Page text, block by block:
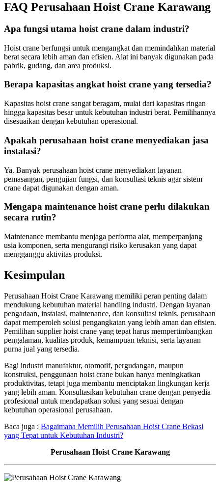
FAQ Perusahaan Hoist Crane Karawang
Apa fungsi utama hoist crane dalam industri?
Hoist crane berfungsi untuk mengangkat dan memindahkan material
berat secara lebih aman dan efisien. Alat ini banyak digunakan pada
pabrik, gudang, dan area produksi.
Berapa kapasitas angkat hoist crane yang tersedia?
Kapasitas hoist crane sangat beragam, mulai dari kapasitas ringan
hingga kapasitas besar untuk kebutuhan industri berat. Pemilihannya
disesuaikan dengan kebutuhan operasional.
Apakah perusahaan hoist crane menyediakan jasa
instalasi?
Ya. Banyak perusahaan hoist crane menyediakan layanan
pemasangan, pengujian fungsi, dan konsultasi teknis agar sistem
crane dapat digunakan dengan aman.
Mengapa maintenance hoist crane perlu dilakukan
secara rutin?
Maintenance membantu menjaga performa alat, memperpanjang
usia komponen, serta mengurangi risiko kerusakan yang dapat
mengganggu aktivitas produksi.
Kesimpulan
Perusahaan Hoist Crane Karawang memiliki peran penting dalam
mendukung kebutuhan material handling industri. Dengan layanan
pengadaan, instalasi, maintenance, dan konsultasi teknis, perusahaan
dapat memperoleh solusi pengangkatan yang lebih aman dan efisien.
Pemilihan supplier hoist crane yang tepat harus mempertimbangkan
pengalaman, kualitas produk, kemampuan teknisi, serta layanan
purna jual yang tersedia.
Bagi industri manufaktur, otomotif, pergudangan, maupun
konstruksi, penggunaan hoist crane bukan hanya meningkatkan
produktivitas, tetapi juga membantu menciptakan lingkungan kerja
yang lebih aman. Konsultasikan kebutuhan crane dengan penyedia
profesional untuk mendapatkan solusi yang sesuai dengan
kebutuhan operasional perusahaan.
Baca juga : Bagaimana Memilih Perusahaan Hoist Crane Bekasi
yang Tepat untuk Kebutuhan Industri?
Perusahaan Hoist Crane Karawang